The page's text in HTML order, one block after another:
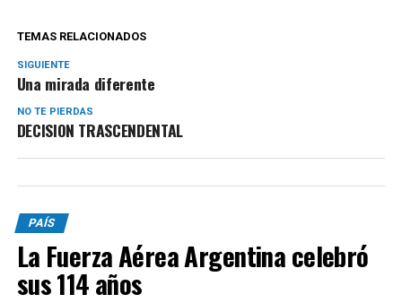
TEMAS RELACIONADOS
SIGUIENTE
Una mirada diferente
NO TE PIERDAS
DECISION TRASCENDENTAL
PAÍS
La Fuerza Aérea Argentina celebró
sus 114 años